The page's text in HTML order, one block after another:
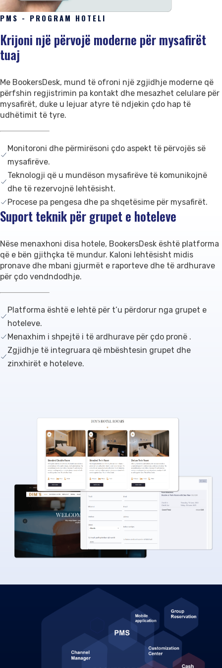
Na Kontaktoni
Mbështetje
PMS - PROGRAM HOTELI
Krijoni një përvojë moderne për mysafirët
tuaj
Me BookersDesk, mund të ofroni një zgjidhje moderne që
përfshin regjistrimin pa kontakt dhe mesazhet celulare për
mysafirët, duke u lejuar atyre të ndjekin çdo hap të
udhëtimit të tyre.
Monitoroni dhe përmirësoni çdo aspekt të përvojës së
mysafirëve.
Teknologji që u mundëson mysafirëve të komunikojnë
dhe të rezervojnë lehtësisht.
Procese pa pengesa dhe pa shqetësime për mysafirët.
Suport teknik për grupet e hoteleve
Nëse menaxhoni disa hotele, BookersDesk është platforma
që e bën gjithçka të mundur. Kaloni lehtësisht midis
pronave dhe mbani gjurmët e raporteve dhe të ardhurave
për çdo vendndodhje.
Platforma është e lehtë për t’u përdorur nga grupet e
hoteleve.
Menaxhim i shpejtë i të ardhurave për çdo pronë .
Zgjidhje të integruara që mbështesin grupet dhe
zinxhirët e hoteleve.